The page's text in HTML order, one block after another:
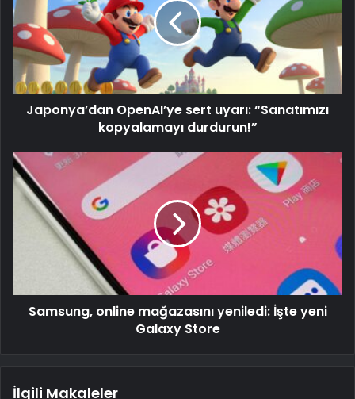
Japonya’dan OpenAI’ye sert uyarı: “Sanatımızı
kopyalamayı durdurun!”
Samsung, online mağazasını yeniledi: İşte yeni
Galaxy Store
İlgili Makaleler